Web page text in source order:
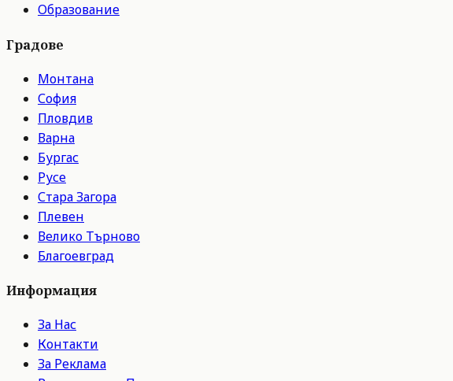
Образование
Градове
Монтана
София
Пловдив
Варна
Бургас
Русе
Стара Загора
Плевен
Велико Търново
Благоевград
Информация
За Нас
Контакти
За Реклама